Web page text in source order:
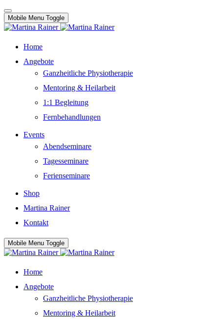
Mobile Menu Toggle
Home
Angebote
Ganzheitliche Physiotherapie
Mentoring & Heilarbeit
1:1 Begleitung
Fernbehandlungen
Events
Abendseminare
Tagesseminare
Ferienseminare
Shop
Martina Rainer
Kontakt
Mobile Menu Toggle
Home
Angebote
Ganzheitliche Physiotherapie
Mentoring & Heilarbeit